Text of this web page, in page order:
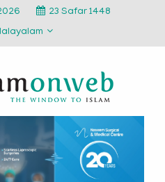
23 Safar 1448